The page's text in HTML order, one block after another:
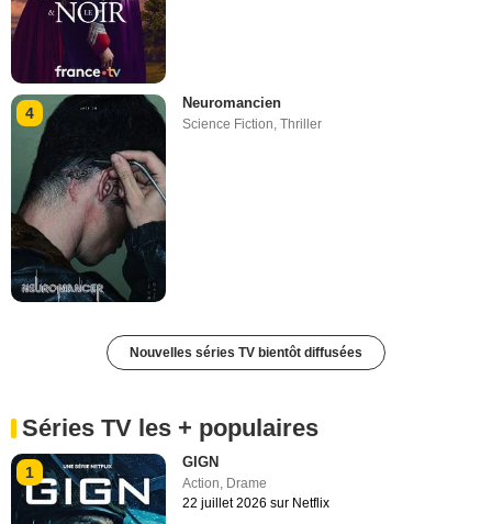
4
Neuromancien
Science Fiction,Thriller
Nouvelles séries TV bientôt diffusées
Séries TV les + populaires
1
GIGN
Action Drame
22 juillet 2026 sur Netflix